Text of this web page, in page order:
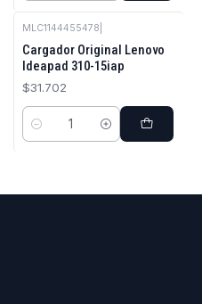
MLC1144455478
Cargador Original Lenovo
Ideapad 310-15iap
$31.702
Cantidad